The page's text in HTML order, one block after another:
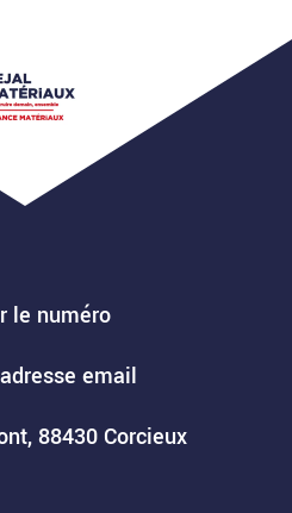
le numéro
email
88430 Corcieux